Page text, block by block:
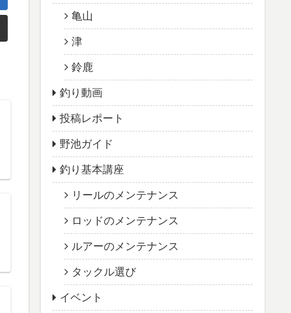
亀山
津
鈴鹿
釣り動画
投稿レポート
野池ガイド
釣り基本講座
リールのメンテナンス
ロッドのメンテナンス
ルアーのメンテナンス
タックル選び
イベント